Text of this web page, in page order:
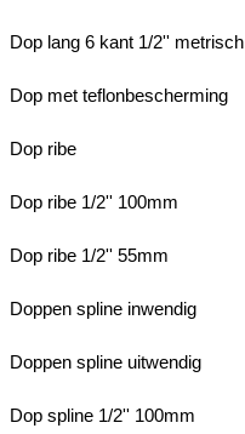
Dop lang 6 kant 1/2'' metrisch
Dop met teflonbescherming
Dop ribe
Dop ribe 1/2'' 100mm
Dop ribe 1/2'' 55mm
Doppen spline inwendig
Doppen spline uitwendig
Dop spline 1/2'' 100mm